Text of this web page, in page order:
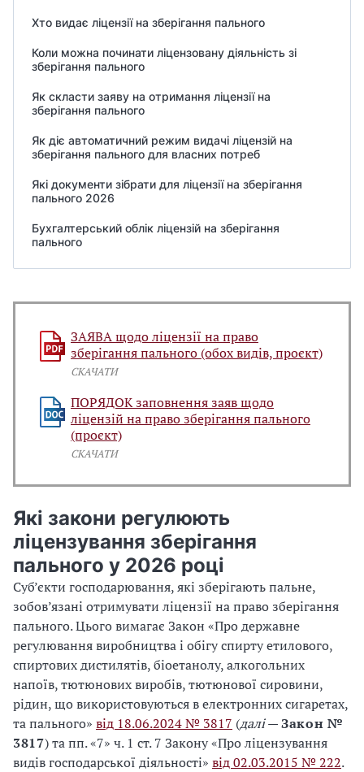
Хто видає ліцензії на зберігання пального
Коли можна починати ліцензовану діяльність зі
зберігання пального
Як скласти заяву на отримання ліцензії на
зберігання пального
Як діє автоматичний режим видачі ліцензій на
зберігання пального для власних потреб
Які документи зібрати для ліцензії на зберігання
пального 2026
Бухгалтерський облік ліцензій на зберігання
пального
ЗАЯВА щодо ліцензії на право
зберігання пального (обох видів, проєкт)
СКАЧАТИ
ПОРЯДОК заповнення заяв щодо
ліцензій на право зберігання пального
(проєкт)
СКАЧАТИ
Які закони регулюють
ліцензування зберігання
пального у 2026 році
Суб’єкти господарювання, які зберігають пальне,
зобов’язані отримувати ліцензії на право зберігання
пального. Цього вимагає Закон «Про державне
регулювання виробництва і обігу спирту етилового,
спиртових дистилятів, біоетанолу, алкогольних
напоїв, тютюнових виробів, тютюнової сировини,
рідин, що використовуються в електронних сигаретах,
та пального» від 18.06.2024 № 3817 (далі—Закон №
3817) та пп. «7» ч. 1 ст. 7 Закону «Про ліцензування
видів господарської діяльності» від 02.03.2015 № 222.